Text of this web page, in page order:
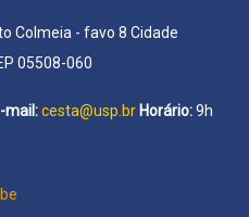
Colmeia - favo 8 Cidade
05508-060
mail:cesta@usp.br Horário:9h